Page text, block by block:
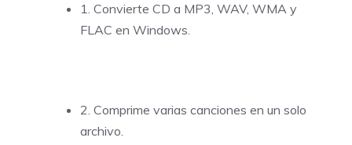
1. Convierte CD a MP3, WAV, WMA y
FLAC en Windows.
2. Comprime varias canciones en un solo
archivo.